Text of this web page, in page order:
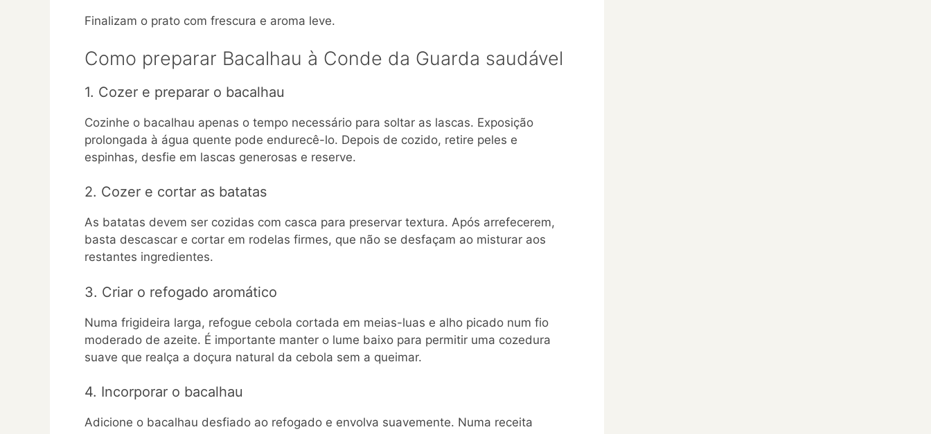
Finalizam o prato com frescura e aroma leve.
Como preparar Bacalhau à Conde da Guarda saudável
1. Cozer e preparar o bacalhau
Cozinhe o bacalhau apenas o tempo necessário para soltar as lascas. Exposição
prolongada à água quente pode endurecê-lo. Depois de cozido, retire peles e
espinhas, desfie em lascas generosas e reserve.
2. Cozer e cortar as batatas
As batatas devem ser cozidas com casca para preservar textura. Após arrefecerem,
basta descascar e cortar em rodelas firmes, que não se desfaçam ao misturar aos
restantes ingredientes.
3. Criar o refogado aromático
Numa frigideira larga, refogue cebola cortada em meias-luas e alho picado num fio
moderado de azeite. É importante manter o lume baixo para permitir uma cozedura
suave que realça a doçura natural da cebola sem a queimar.
4. Incorporar o bacalhau
Adicione o bacalhau desfiado ao refogado e envolva suavemente. Numa receita